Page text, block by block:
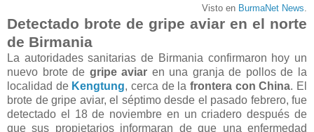
Visto en BurmaNet News
Detectado brote de gripe aviar en el norte
de Birmania
La autoridades sanitarias de Birmania confirmaron hoy un
nuevo brote de gripe aviar en una granja de pollos de la
localidad de Kengtung, cerca de lafrontera con China. El
brote de gripe aviar, el séptimo desde el pasado febrero, fue
detectado el 18 de noviembre en un criadero después de
que sus propietarios informaran de que una enfermedad